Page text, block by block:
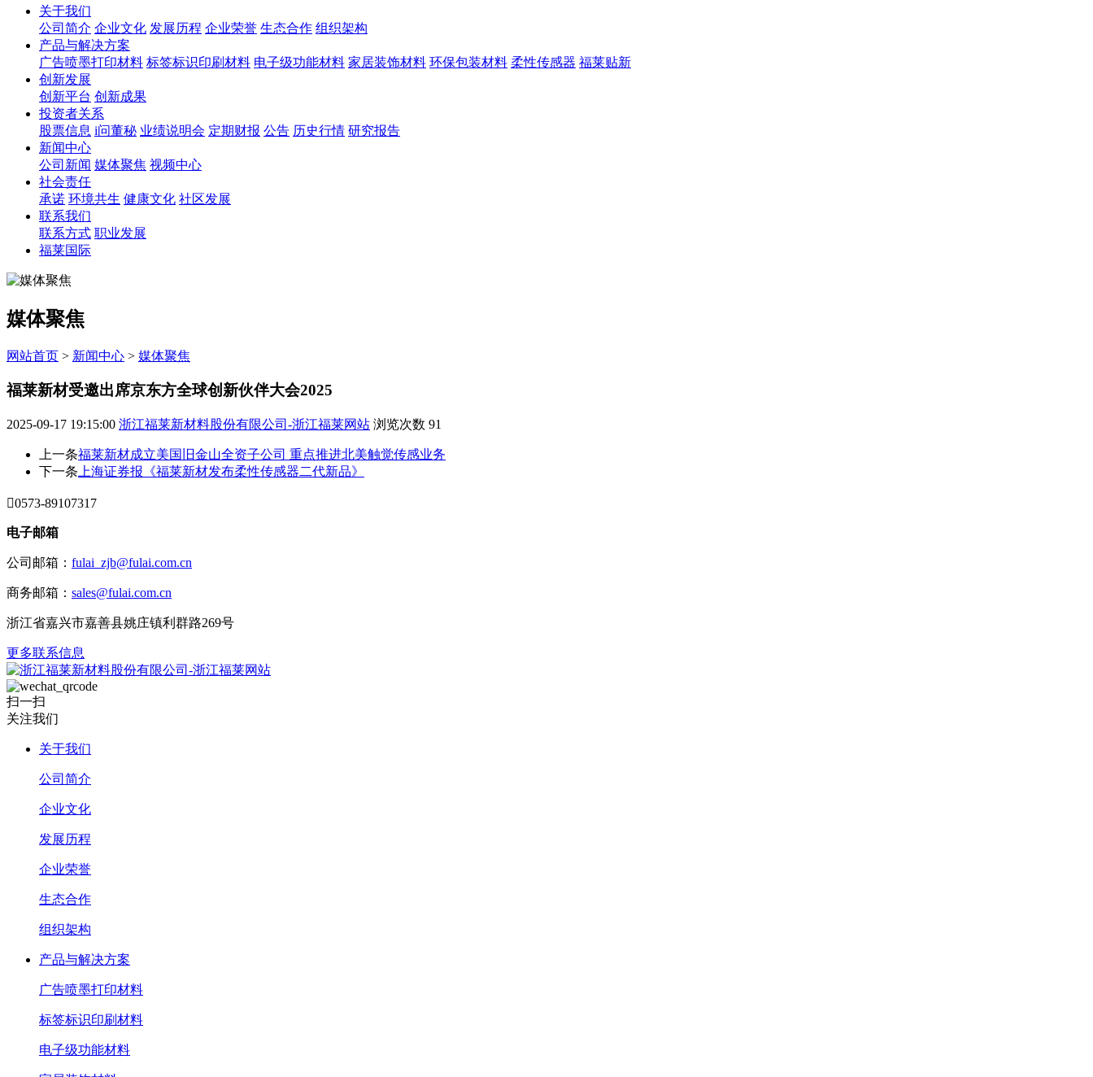
关于我们
公司简介 企业文化 发展历程 企业荣誉 生态合作 组织架构
产品与解决方案
广告喷墨打印材料 标签标识印刷材料 电子级功能材料 家居装饰材料 环保包装材料 柔性传感器 福莱贴新
创新发展
创新平台 创新成果
投资者关系
股票信息 i问董秘 业绩说明会 定期财报 公告 历史行情 研究报告
新闻中心
公司新闻 媒体聚焦 视频中心
社会责任
承诺 环境共生 健康文化 社区发展
联系我们
联系方式 职业发展
福莱国际
媒体聚焦
网站首页 > 新闻中心 > 媒体聚焦
福莱新材受邀出席京东方全球创新伙伴大会2025
2025-09-17 19:15:00 浙江福莱新材料股份有限公司-浙江福莱网站 浏览次数 91
上一条福莱新材成立美国旧金山全资子公司 重点推进北美触觉传感业务
下一条 上海证券报《福莱新材发布柔性传感器二代新品》
0573-89107317
电子邮箱
公司邮箱： fulai_zjb@fulai.com.cn
商务邮箱： sales@fulai.com.cn
浙江省嘉兴市嘉善县姚庄镇利群路269号
更多联系信息
扫一扫
关注我们
关于我们
公司简介
企业文化
发展历程
企业荣誉
生态合作
组织架构
产品与解决方案
广告喷墨打印材料
标签标识印刷材料
电子级功能材料